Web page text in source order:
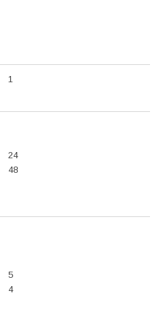
1
24
48
5
4